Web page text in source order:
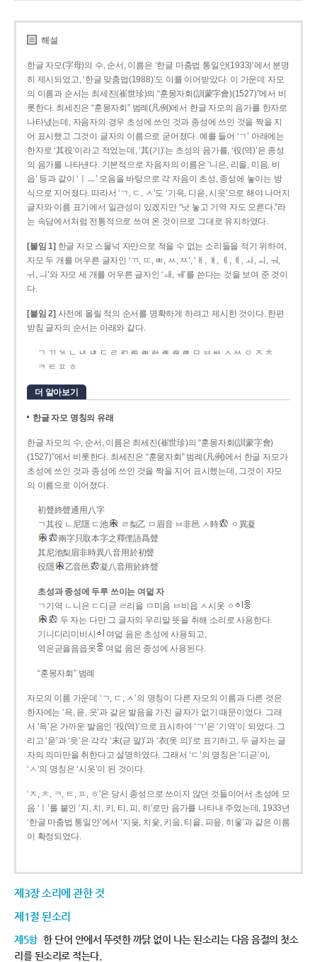
해설
한글 자모(字母)의 수, 순서, 이름은 ‘한글 마춤법 통일안(1933)’에서 분명
히 제시되었고, ‘한글 맞춤법(1988)’도 이를 이어받았다. 이 가운데 자모
의 이름과 순서는 최세진(崔世珍)의 “훈몽자회(訓蒙字會)(1527)”에서 비
롯한다. 최세진은 “훈몽자회” 범례(凡例)에서 한글 자모의 음가를 한자로
나타냈는데, 자음자의 경우 초성에 쓰인 것과 종성에 쓰인 것을 짝을 지
어 표시했고 그것이 글자의 이름으로 굳어졌다. 예를 들어 ‘ㄱ’ 아래에는
한자로 ‘其役’이라고 적었는데, ‘其(기)’는 초성의 음가를, ‘役(역)’은 종성
의 음가를 나타낸다. 기본적으로 자음자의 이름은 ‘니은, 리을, 미음, 비
읍’ 등과 같이 ‘ㅣㅡ’ 모음을 바탕으로 각 자음이 초성, 종성에 놓이는 방
식으로 지어졌다. 따라서 ‘ㄱ, ㄷ, ㅅ’도 ‘기윽, 디읃, 시읏’으로 해야 나머지
글자와 이름 표기에서 일관성이 있겠지만 “낫 놓고 기역 자도 모른다.”라
는 속담에서처럼 전통적으로 쓰여 온 것이므로 그대로 유지하였다.
[붙임 1] 한글 자모 스물넉 자만으로 적을 수 없는 소리들을 적기 위하여,
자모 두 개를 어우른 글자인 ‘ㄲ, ㄸ, ㅃ, ㅆ, ㅉ’, ‘ㅐ, ㅒ, ㅔ, ㅖ, ㅘ, ㅚ, ㅝ,
ㅟ, ㅢ’와 자모 세 개를 어우른 글자인 ‘ㅙ, ㅞ’를 쓴다는 것을 보여 준 것이
다.
[붙임 2] 사전에 올릴 적의 순서를 명확하게 하려고 제시한 것이다. 한편
받침 글자의 순서는 아래와 같다.
ㄱ ㄲ ㄳ ㄴ ㄵ ㄶ ㄷ ㄹ ㄺ ㄻ ㄼ ㄽ ㄾ ㄿ ㅀ ㅁ ㅂ ㅄ ㅅ ㅆ ㅇ ㅈ ㅊ
ㅋ ㅌ ㅍ ㅎ
더 알아보기
한글 자모 명칭의 유래
한글 자모의 수, 순서, 이름은 최세진(崔世珍)의 “훈몽자회(訓蒙字會)
(1527)”에서 비롯한다. 최세진은 “훈몽자회” 범례(凡例)에서 한글 자모가
초성에 쓰인 것과 종성에 쓰인 것을 짝을 지어 표시했는데, 그것이 자모
의 이름으로 이어졌다.
初聲終聲通用八字
ㄱ其役 ㄴ尼隱 ㄷ池
ㄹ梨乙 ㅁ眉音 ㅂ非邑 ㅅ時
ㆁ異凝
兩字只取本字之釋俚語爲聲
其尼池梨眉非時異八音用於初聲
役隱
乙音邑 凝八音用於終聲
초성과 종성에 두루 쓰이는 여덟 자
ㄱ기역 ㄴ니은 ㄷ디귿 ㄹ리을 ㅁ미음 ㅂ비읍 ㅅ시옷 ㆁ
두 자는 다만 그 글자의 우리말 뜻을 취해 소리로 사용한다.
기니디리미비시
여덟 음은 초성에 사용되고,
역은귿을음읍옷
여덟 음은 종성에 사용된다.
“훈몽자회” 범례
자모의 이름 가운데 ‘ㄱ, ㄷ, ㅅ’의 명칭이 다른 자모의 이름과 다른 것은
한자에는 ‘윽, 읃, 읏’과 같은 발음을 가진 글자가 없기 때문이었다. 그래
서 ‘윽’은 가까운 발음인 ‘役(역)’으로 표시하여 ‘ㄱ’은 ‘기역’이 되었다. 그
리고 ‘읃’과 ‘읏’은 각각 ‘末(귿 말)’과 ‘衣(옷 의)’로 표기하고, 두 글자는 글
자의 의미만을 취한다고 설명하였다. 그래서 ‘ㄷ’의 명칭은 ‘디귿’이,
‘ㅅ’의 명칭은 ‘시옷’이 된 것이다.
‘ㅈ, ㅊ, ㅋ, ㅌ, ㅍ, ㅎ’은 당시 종성으로 쓰이지 않던 것들이어서 초성에 모
음 ‘ㅣ’를 붙인 ‘지, 치, 키, 티, 피, 히’로만 음가를 나타내 주었는데, 1933년
‘한글 마춤법 통일안’에서 ‘지읒, 치읓, 키읔, 티읕, 피읖, 히읗’과 같은 이름
이 확정되었다.
제3장 소리에 관한 것
제1절 된소리
제5항 한 단어 안에서 뚜렷한 까닭 없이 나는 된소리는 다음 음절의 첫소
리를 된소리로 적는다.